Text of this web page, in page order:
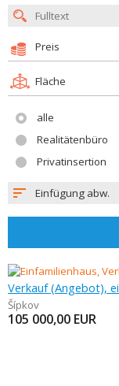
Preis
Fläche
alle
Realitätenbüro
Privatinsertion
Einfügung abw.
Verkauf (Angebot),
Šípkov
105 000,00 EUR